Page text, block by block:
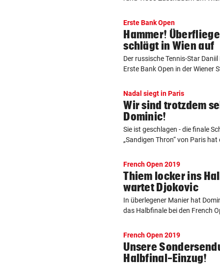
Erste Bank Open
Hammer!
schlägt in Wien auf
Der russische Tennis-Star
Erste Bank Open in der Wiener
Nadal siegt in Paris
Wir sind trotzdem
Dominic!
Sie ist geschlagen - die finale
„Sandigen Thron“ von Paris hat
French Open 2019
Thiem locker ins
wartet Djokovic
In überlegener Manier hat
das Halbfinale bei den French
French Open 2019
Unsere
Halbfinal-Einzug!